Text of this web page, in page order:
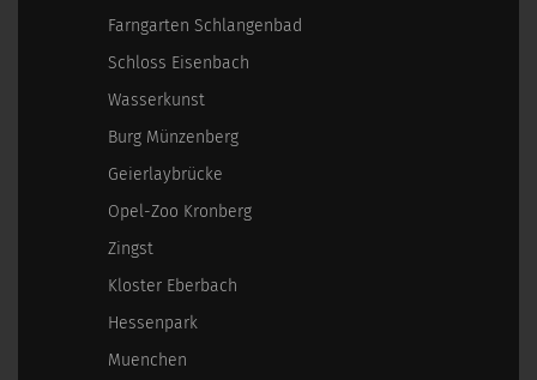
Farngarten Schlangenbad
Schloss Eisenbach
Wasserkunst
Burg Münzenberg
Geierlaybrücke
Opel-Zoo Kronberg
Zingst
Kloster Eberbach
Hessenpark
Muenchen